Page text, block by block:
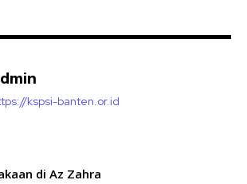
kspsi-banten.or.id
di Az Zahra